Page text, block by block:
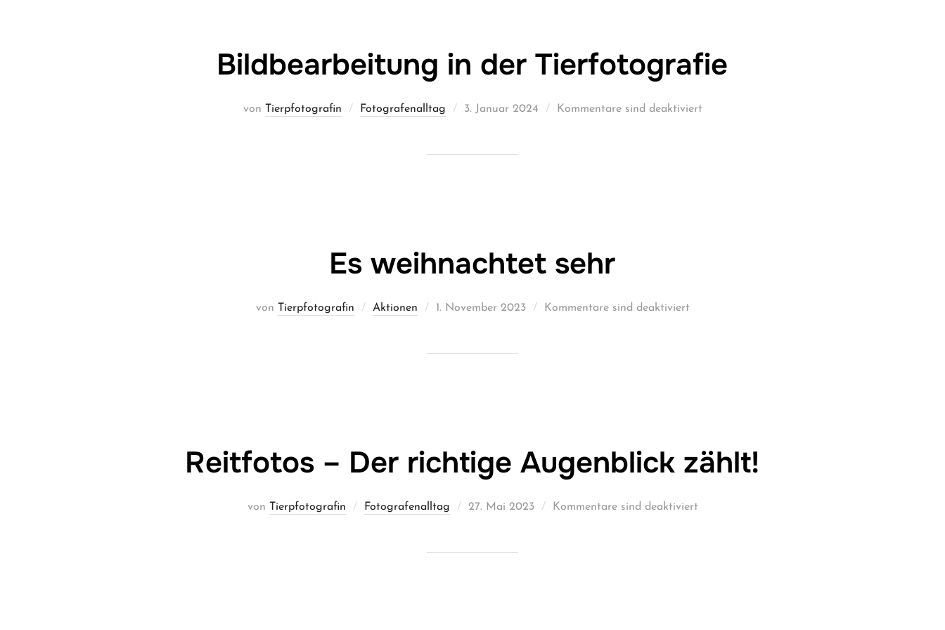
Bildbearbeitung in der Tierfotografie
von Tierpfotografin Fotografenalltag
Veröffentlicht
3. Januar 2024 Kommentare sind deaktiviert
Es weihnachtet sehr
von Tierpfotografin Aktionen
Veröffentlicht
1. November 2023 Kommentare sind deaktiviert
Reitfotos – Der richtige Augenblick zählt!
von Tierpfotografin Fotografenalltag
Veröffentlicht
27. Mai 2023 Kommentare sind deaktiviert